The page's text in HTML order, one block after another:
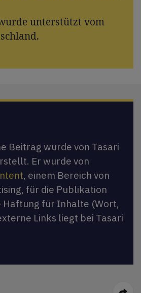
unterstützt vom
Beitrag wurde von Tasari
Er wurde von
, einem Bereich von
für die Publikation
Haftung für Inhalte (Wort,
Links liegt bei Tasari